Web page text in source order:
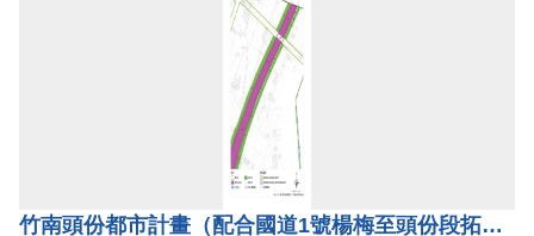
竹南頭份都市計畫（配合國道1號楊梅至頭份段拓寬工程）案公告實施，國道1號楊梅至頭份黃金廊帶加速啟動！